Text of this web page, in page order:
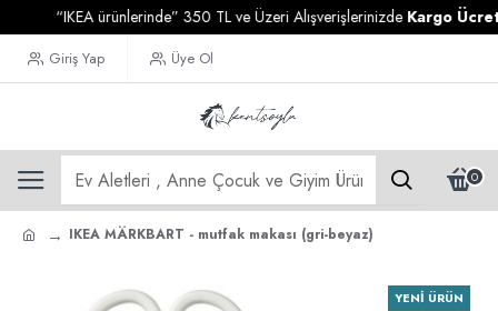
“IKEA ürünlerinde” 350 TL ve Üzeri AlışverişlerinizdeKargo Ücretsiz
Giriş Yap Üye Ol
0
IKEA MÄRKBART - mutfak makası (gri-beyaz)
YENI ÜRÜN